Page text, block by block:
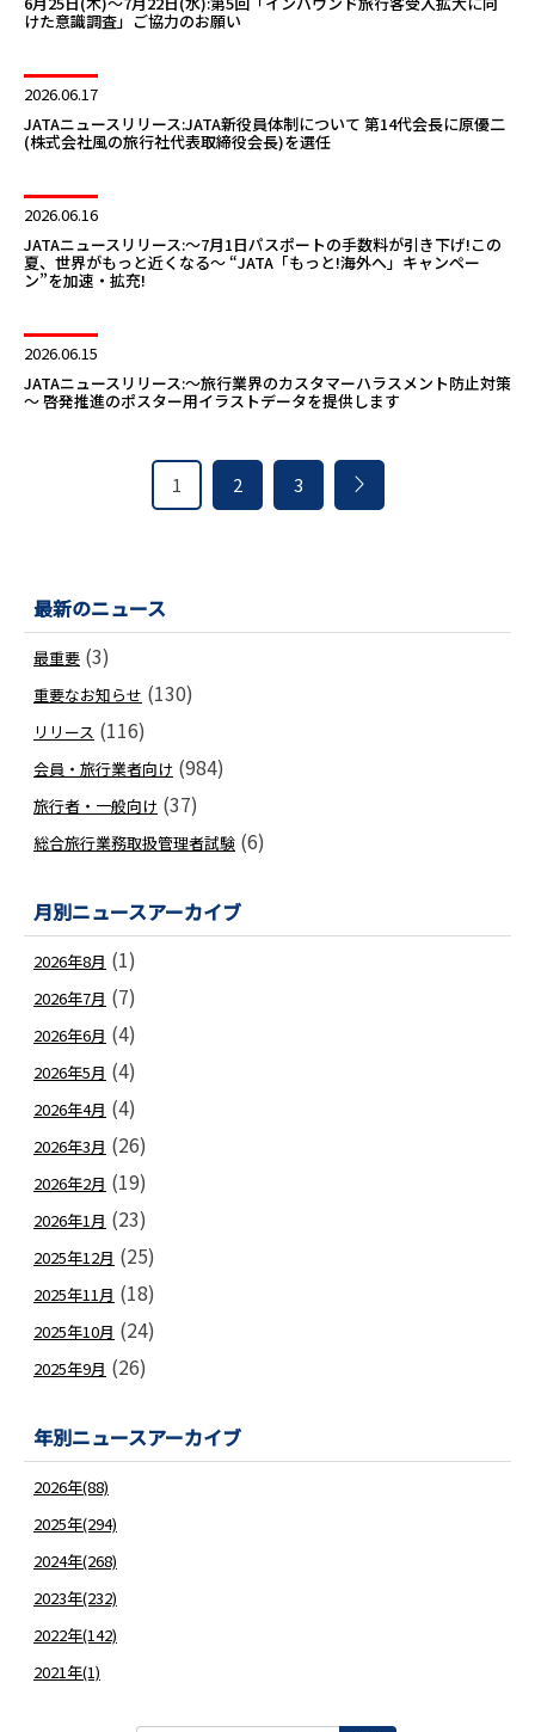
けた意識調査」ご協力のお願い
2026.06.17
JATAニュースリリース:JATA新役員体制について 第14代会長に原優二
(株式会社風の旅行社代表取締役会長)を選任
2026.06.16
JATAニュースリリース:〜7月1日パスポートの手数料が引き下げ!この
夏、世界がもっと近くなる〜 “JATA「もっと!海外へ」キャンペー
ン”を加速・拡充!
2026.06.15
JATAニュースリリース:～旅行業界のカスタマーハラスメント防止対策
～ 啓発推進のポスター用イラストデータを提供します
1 2 3
最新のニュース
最重要 (3)
重要なお知らせ (130)
リリース (116)
会員・旅行業者向け (984)
旅行者・一般向け (37)
総合旅行業務取扱管理者試験 (6)
月別ニュースアーカイブ
2026年8月 (1)
2026年7月 (7)
2026年6月 (4)
2026年5月 (4)
2026年4月 (4)
2026年3月 (26)
2026年2月 (19)
2026年1月 (23)
2025年12月 (25)
2025年11月 (18)
2025年10月 (24)
2025年9月 (26)
年別ニュースアーカイブ
2026年(88)
2025年(294)
2024年(268)
2023年(232)
2022年(142)
2021年(1)